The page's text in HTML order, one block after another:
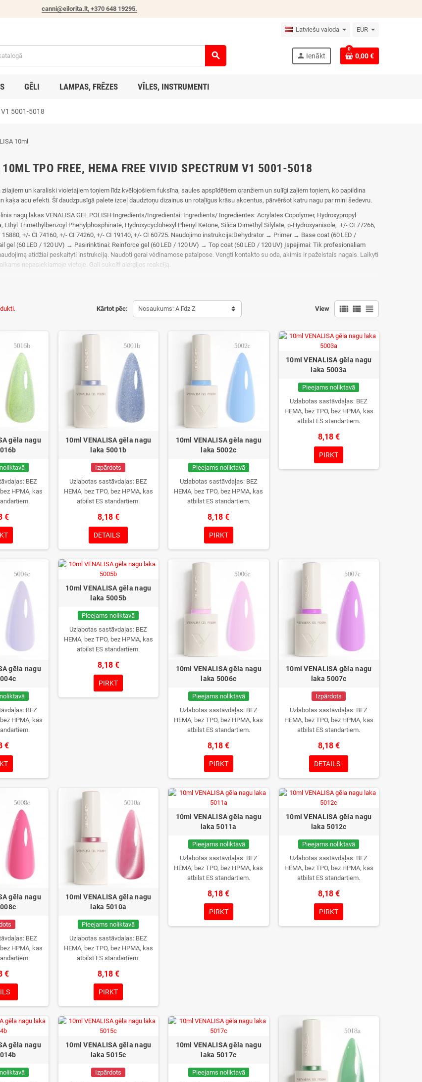
canni@eilorita.lt, +370 648 19295.
Latviešu valoda EUR
search person Ienākt
0
0,00 €
GĒLI LAMPAS, FRĒZES VĪLES, INSTRUMENTI
V1 5001-5018
TPO FREE, HEMA FREE VIVID SPECTRUM V1 5001-5018
zilajiem un karaliski violetajiem toņiem līdz kvēlojošiem fuksīna, saules apspīdētiem oranžiem un sulīgi zaļiem toņiem, ko papildina
kaķa acu efekti. Šī daudzpusīgā palete izceļ daudztoņu dizainus un rotaļīgus krāsu akcentus, pārvēršot katru nagu par mini šedevru.
nagų lakas VENALISA GEL POLISH Ingredients/Ingredientai: Ingredients/ Ingredientes: Acrylates Copolymer, Hydroxypropyl
Ethyl Trimethylbenzoyl Phenylphosphinate, Hydroxycyclohexyl Phenyl Ketone, Silica Dimethyl Silylate, p-Hydroxyanisole, +/- CI 77266,
15880, +/- CI 74160, +/- CI 74260, +/- CI 19140, +/- CI 60725. Naudojimo instrukcija:Dehydrator → Primer → Base coat (60 LED /
gel (60 LED / 120 UV) → Pasirinktinai: Reinforce gel (60 LED / 120 UV) → Top coat (60 LED / 120 UV) Įspėjimai: Tik profesionaliam
atidžiai peskaityti instrukciją. Naudoti gerai vėdinamose patalpose. Vengti kontakto su oda, akimis ir pažeistais nagais. Laikyti
vaikams nepasiekiamoje vietoje. Gali sukelti alergijos reakciją.
Kārtot pēc: Nosaukums: A līdz Z View view_comfy view_list view_headline
gēla nagu
BEZ
HPMA, kas
€
10ml VENALISA gēla nagu
laka 5001b
Izpārdots
Uzlabotas sastāvdaļas: BEZ
HEMA, bez TPO, bez HPMA, kas
atbilst ES standartiem.
8,18 €
DETAILS
10ml VENALISA gēla nagu
laka 5002c
Pieejams noliktavā
Uzlabotas sastāvdaļas: BEZ
HEMA, bez TPO, bez HPMA, kas
atbilst ES standartiem.
8,18 €
PIRKT
10ml VENALISA gēla nagu
laka 5003a
Pieejams noliktavā
Uzlabotas sastāvdaļas: BEZ
HEMA, bez TPO, bez HPMA, kas
atbilst ES standartiem.
8,18 €
PIRKT
gēla nagu
BEZ
HPMA, kas
€
10ml VENALISA gēla nagu
laka 5005b
Pieejams noliktavā
Uzlabotas sastāvdaļas: BEZ
HEMA, bez TPO, bez HPMA, kas
atbilst ES standartiem.
8,18 €
PIRKT
10ml VENALISA gēla nagu
laka 5006c
Pieejams noliktavā
Uzlabotas sastāvdaļas: BEZ
HEMA, bez TPO, bez HPMA, kas
atbilst ES standartiem.
8,18 €
PIRKT
10ml VENALISA gēla nagu
laka 5007c
Izpārdots
Uzlabotas sastāvdaļas: BEZ
HEMA, bez TPO, bez HPMA, kas
atbilst ES standartiem.
8,18 €
DETAILS
gēla nagu
BEZ
HPMA, kas
€
10ml VENALISA gēla nagu
laka 5010a
Pieejams noliktavā
Uzlabotas sastāvdaļas: BEZ
HEMA, bez TPO, bez HPMA, kas
atbilst ES standartiem.
8,18 €
PIRKT
10ml VENALISA gēla nagu
laka 5011a
Pieejams noliktavā
Uzlabotas sastāvdaļas: BEZ
HEMA, bez TPO, bez HPMA, kas
atbilst ES standartiem.
8,18 €
PIRKT
10ml VENALISA gēla nagu
laka 5012c
Pieejams noliktavā
Uzlabotas sastāvdaļas: BEZ
HEMA, bez TPO, bez HPMA, kas
atbilst ES standartiem.
8,18 €
PIRKT
gēla nagu
10ml VENALISA gēla nagu
laka 5015c
Izpārdots
10ml VENALISA gēla nagu
laka 5017c
Pieejams noliktavā